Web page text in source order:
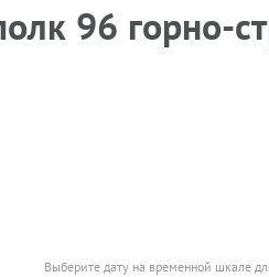
96 горно-
Выберите дату на временной шкале